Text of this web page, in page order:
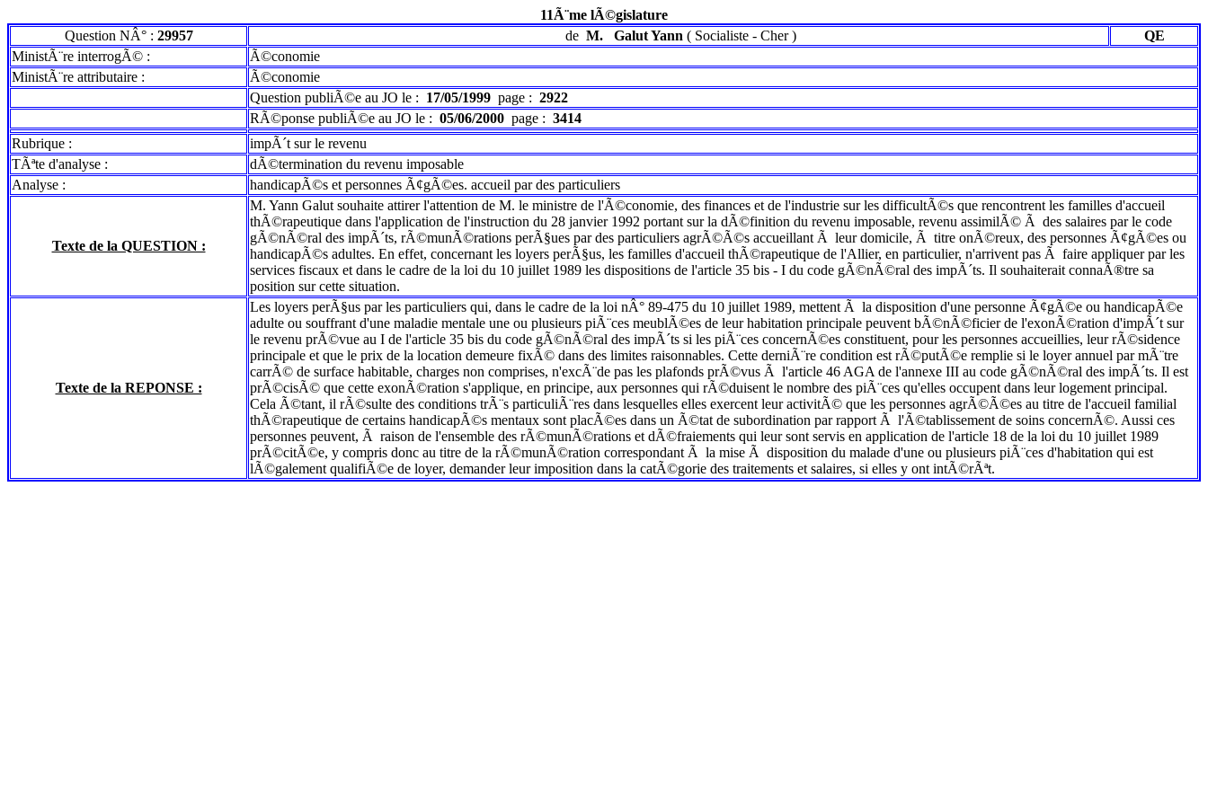
11Ã¨me lÃ©gislature
Question NÂ° : 29957 de M. Galut Yann ( Socialiste- Cher)
QE
MinistÃ¨re interrogÃ© :
Ã©conomie
MinistÃ¨re attributaire :
Ã©conomie
Question publiÃ©e au JO le : 17/05/1999 page : 2922
RÃ©ponse publiÃ©e au JO le : 05/06/2000 page : 3414
Rubrique :
impÃ´t sur le revenu
TÃªte d'analyse :
dÃ©termination du revenu imposable
Analyse :
handicapÃ©s et personnes Ã¢gÃ©es. accueil par des particuliers
Texte de la QUESTION :
M. Yann Galut souhaite attirer l'attention de M. le ministre de l'Ã©conomie, des finances et de l'industrie sur les difficultÃ©s que rencontrent les familles d'accueil
thÃ©rapeutique dans l'application de l'instruction du 28 janvier 1992 portant sur la dÃ©finition du revenu imposable, revenu assimilÃ© Ã des salaires par le code
gÃ©nÃ©ral des impÃ´ts, rÃ©munÃ©rations perÃ§ues par des particuliers agrÃ©Ã©s accueillant Ã leur domicile, Ã titre onÃ©reux, des personnes Ã¢gÃ©es ou
handicapÃ©s adultes. En effet, concernant les loyers perÃ§us, les familles d'accueil thÃ©rapeutique de l'Allier, en particulier, n'arrivent pas Ã faire appliquer par les
services fiscaux et dans le cadre de la loi du 10 juillet 1989 les dispositions de l'article 35 bis - I du code gÃ©nÃ©ral des impÃ´ts. Il souhaiterait connaÃ®tre sa
position sur cette situation.
Texte de la REPONSE :
Les loyers perÃ§us par les particuliers qui, dans le cadre de la loi nÂ° 89-475 du 10 juillet 1989, mettent Ã la disposition d'une personne Ã¢gÃ©e ou handicapÃ©e
adulte ou souffrant d'une maladie mentale une ou plusieurs piÃ¨ces meublÃ©es de leur habitation principale peuvent bÃ©nÃ©ficier de l'exonÃ©ration d'impÃ´t sur
le revenu prÃ©vue au I de l'article 35 bis du code gÃ©nÃ©ral des impÃ´ts si les piÃ¨ces concernÃ©es constituent, pour les personnes accueillies, leur rÃ©sidence
principale et que le prix de la location demeure fixÃ© dans des limites raisonnables. Cette derniÃ¨re condition est rÃ©putÃ©e remplie si le loyer annuel par mÃ¨tre
carrÃ© de surface habitable, charges non comprises, n'excÃ¨de pas les plafonds prÃ©vus Ã l'article 46 AGA de l'annexe III au code gÃ©nÃ©ral des impÃ´ts. Il est
prÃ©cisÃ© que cette exonÃ©ration s'applique, en principe, aux personnes qui rÃ©duisent le nombre des piÃ¨ces qu'elles occupent dans leur logement principal.
Cela Ã©tant, il rÃ©sulte des conditions trÃ¨s particuliÃ¨res dans lesquelles elles exercent leur activitÃ© que les personnes agrÃ©Ã©es au titre de l'accueil familial
thÃ©rapeutique de certains handicapÃ©s mentaux sont placÃ©es dans un Ã©tat de subordination par rapport Ã l'Ã©tablissement de soins concernÃ©. Aussi ces
personnes peuvent, Ã raison de l'ensemble des rÃ©munÃ©rations et dÃ©fraiements qui leur sont servis en application de l'article 18 de la loi du 10 juillet 1989
prÃ©citÃ©e, y compris donc au titre de la rÃ©munÃ©ration correspondant Ã la mise Ã disposition du malade d'une ou plusieurs piÃ¨ces d'habitation qui est
lÃ©galement qualifiÃ©e de loyer, demander leur imposition dans la catÃ©gorie des traitements et salaires, si elles y ont intÃ©rÃªt.